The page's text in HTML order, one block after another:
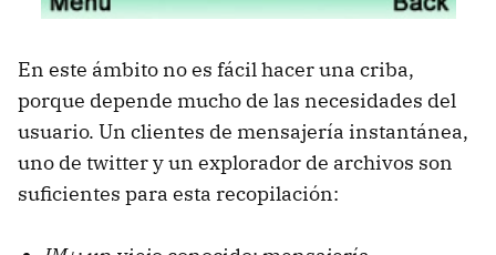
En este ámbito no es fácil hacer una criba,
porque depende mucho de las necesidades del
usuario. Un clientes de mensajería instantánea,
uno de twitter y un explorador de archivos son
suficientes para esta recopilación: